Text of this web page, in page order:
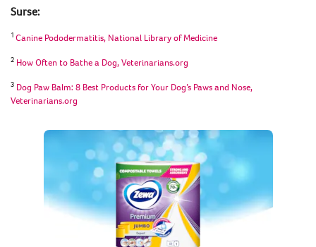
Surse:
1 Canine Pododermatitis, National Library of Medicine
2 How Often to Bathe a Dog, Veterinarians.org
3 Dog Paw Balm: 8 Best Products for Your Dog’s Paws and Nose,
Veterinarians.org